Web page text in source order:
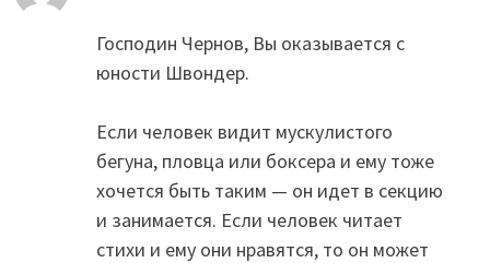
Господин Чернов, Вы оказывается с
юности Швондер.
Если человек видит мускулистого
бегуна, пловца или боксера и ему тоже
хочется быть таким — он идет в секцию
и занимается. Если человек читает
стихи и ему они нравятся, то он может